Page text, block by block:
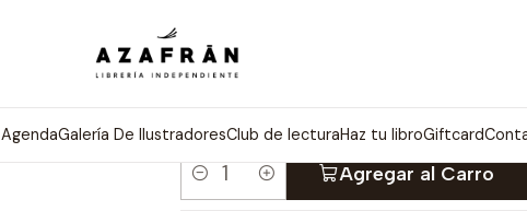
AgendaGalería De IlustradoresClub de lecturaHaz tu libroGiftcard
Literatura Chilena
LA VERDAD
Cantidad
Agregar al Carro